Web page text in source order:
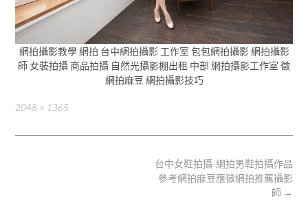
網拍攝影教學 網拍 台中網拍攝影 工作室 包包網拍攝影 網拍攝影
師 女裝拍攝 商品拍攝 自然光攝影棚出租 中部 網拍攝影工作室 徵
網拍麻豆 網拍攝影技巧
Full
2048 × 1365
台中女鞋拍攝-網拍男鞋拍攝作品
參考網拍麻豆應徵網拍推薦攝影
師 →